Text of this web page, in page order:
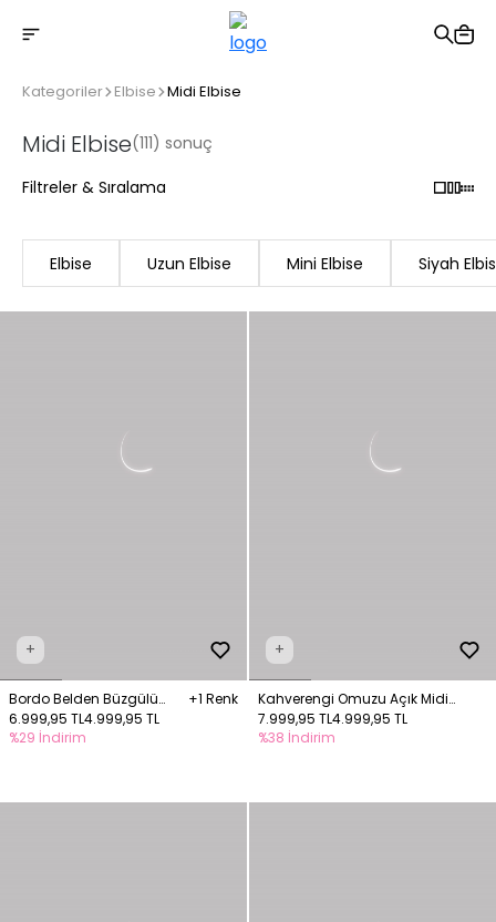
2500 TL üzeri ücretsiz kargo
Kategoriler Elbise Midi Elbise
Midi Elbise(111) sonuç
Filtreler & Sıralama
Elbise Uzun Elbise Mini Elbise Siyah
+
Bordo Belden Büzgülü
Yelekli İpli Elbise
+1 Renk
6.999,95 TL4.999,95 TL
%29 İndirim
+
Kahverengi Omuzu Açık Midi
Elbise
7.999,95 TL4.999,95 TL
%38 İndirim